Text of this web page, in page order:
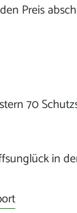
Preis
70
in